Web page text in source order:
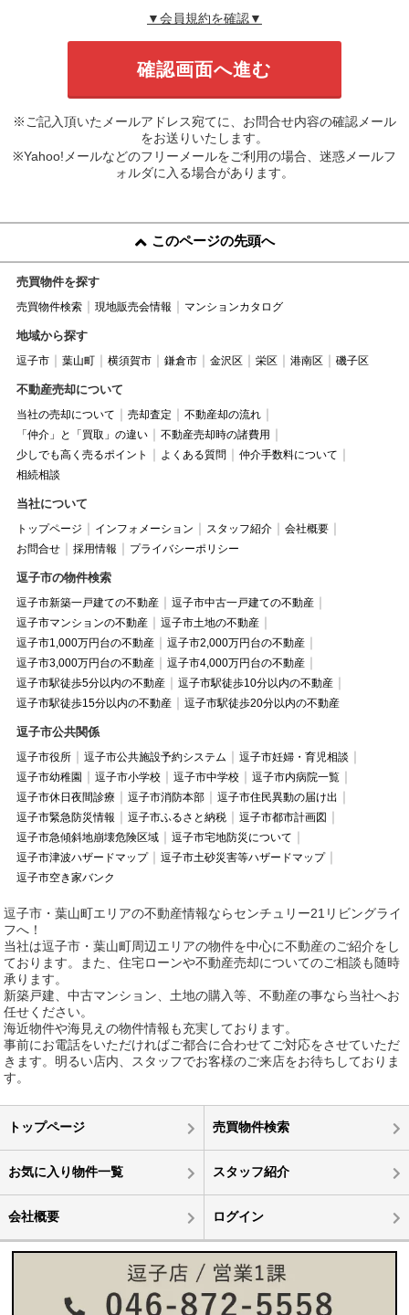
▼会員規約を確認▼
※ご記入頂いたメールアドレス宛てに、お問合せ内容の確認メール
をお送りいたします。
※Yahoo!メールなどのフリーメールをご利用の場合、迷惑メールフ
ォルダに入る場合があります。
このページの先頭へ
売買物件を探す
売買物件検索 現地販売会情報 マンションカタログ
地域から探す
逗子市 葉山町 横須賀市 鎌倉市 金沢区 栄区 港南区 磯子区
不動産売却について
当社の売却について 売却査定
不動産却の流れ
「仲介」と「買取」の違い
不動産売却時の諸費用
少しでも高く売るポイント
よくある質問
仲介手数料について
相続相談
当社について
トップページ インフォメーション スタッフ紹介
会社概要
お問合せ
採用情報 プライバシーポリシー
逗子市の物件検索
逗子市新築一戸建ての不動産
逗子市中古一戸建ての不動産
逗子市マンションの不動産
逗子市土地の不動産
逗子市1,000万円台の不動産
逗子市2,000万円台の不動産
逗子市3,000万円台の不動産
逗子市4,000万円台の不動産
逗子市駅徒歩5分以内の不動産
逗子市駅徒歩10分以内の不動産
逗子市駅徒歩15分以内の不動産
逗子市駅徒歩20分以内の不動産
逗子市公共関係
逗子市役所 逗子市公共施設予約システム
逗子市妊婦・育児相談
逗子市幼稚園
逗子市小学校 逗子市中学校
逗子市内病院一覧
逗子市休日夜間診療
逗子市消防本部
逗子市住民異動の届け出
逗子市緊急防災情報
逗子市ふるさと納税
逗子市都市計画図
逗子市急傾斜地崩壊危険区域
逗子市宅地防災について
逗子市津波ハザードマップ
逗子市土砂災害等ハザードマップ
逗子市空き家バンク
逗子市・葉山町エリアの不動産情報ならセンチュリー21リビングライ
フへ！
当社は逗子市・葉山町周辺エリアの物件を中心に不動産のご紹介をし
ております。また、住宅ローンや不動産売却についてのご相談も随時
承ります。
新築戸建、中古マンション、土地の購入等、不動産の事なら当社へお
任せください。
海近物件や海見えの物件情報も充実しております。
事前にお電話をいただければご都合に合わせてご対応をさせていただ
きます。明るい店内、スタッフでお客様のご来店をお待ちしておりま
す。
トップページ 売買物件検索
お気に入り物件一覧 スタッフ紹介
会社概要 ログイン